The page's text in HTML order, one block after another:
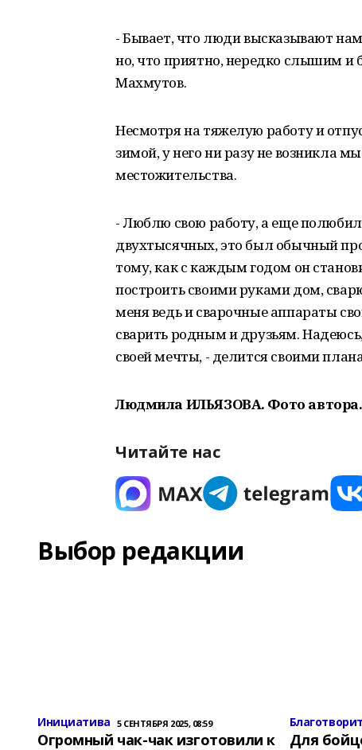
- Бывает, что люди высказывают
но, что приятно, нередко слышим и
Махмутов.
Несмотря на тяжелую работу и
зимой, у него ни разу не возникла
местожительства.
- Люблю свою работу, а еще
двухтысячных, это был обычный
тому, как с каждым годом он
построить своими руками дом,
меня ведь и сварочные аппараты
сварить родным и друзьям.
своей мечты, - делится своими
Людмила ИЛЬЯЗОВА. Фото автора.
Читайте нас
Выбор редакции
Инициатива 5 СЕНТЯБРЯ 2025, 08:59
Огромный чак-чак изготовили к
Для